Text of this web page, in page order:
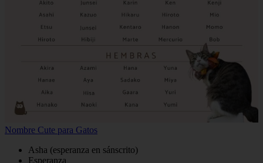
Nombre Cute para Gatos
Asha (esperanza en sánscrito)
Esperanza